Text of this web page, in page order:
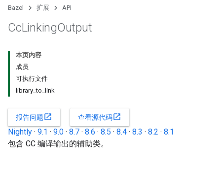
Bazel 扩展 API
CcLinkingOutput
本页内容
成员
可执行文件
library_to_link
报告问题open_in_new 查看源代码open_in_new
Nightly · 9.1 · 9.0 · 8.7 · 8.6 · 8.5 · 8.4 · 8.3 · 8.2 · 8.1
包含 CC 编译输出的辅助类。